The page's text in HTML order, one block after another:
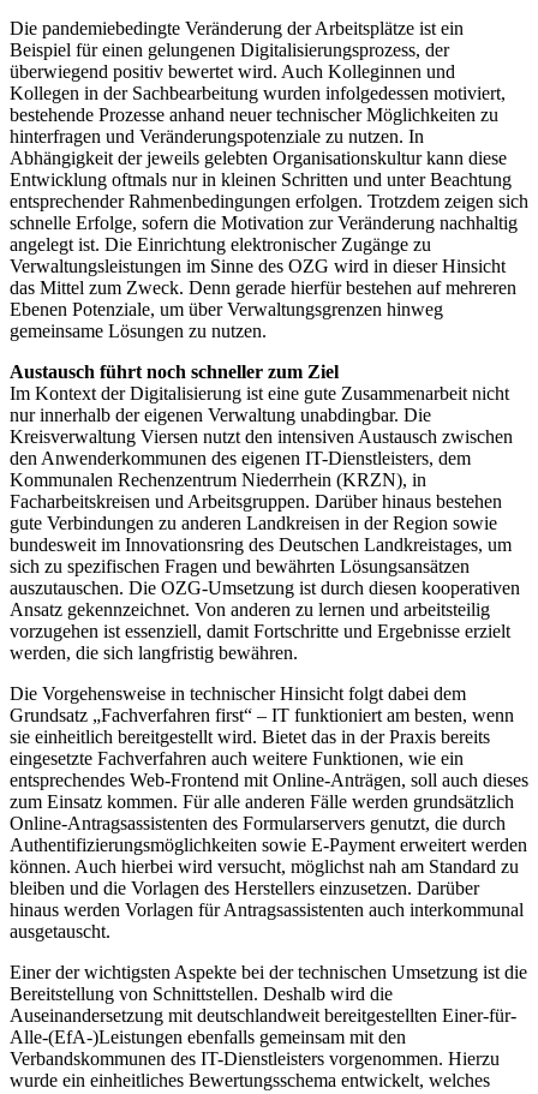
Die pandemiebedingte Veränderung der Arbeitsplätze ist ein
Beispiel für einen gelungenen Digitalisierungsprozess, der
überwiegend positiv bewertet wird. Auch Kolleginnen und
Kollegen in der Sachbearbeitung wurden infolgedessen motiviert,
bestehende Prozesse anhand neuer technischer Möglichkeiten zu
hinterfragen und Veränderungspotenziale zu nutzen. In
Abhängigkeit der jeweils gelebten Organisationskultur kann diese
Entwicklung oftmals nur in kleinen Schritten und unter Beachtung
entsprechender Rahmenbedingungen erfolgen. Trotzdem zeigen sich
schnelle Erfolge, sofern die Motivation zur Veränderung nachhaltig
angelegt ist. Die Einrichtung elektronischer Zugänge zu
Verwaltungsleistungen im Sinne des OZG wird in dieser Hinsicht
das Mittel zum Zweck. Denn gerade hierfür bestehen auf mehreren
Ebenen Potenziale, um über Verwaltungsgrenzen hinweg
gemeinsame Lösungen zu nutzen.
Austausch führt noch schneller zum Ziel
Im Kontext der Digitalisierung ist eine gute Zusammenarbeit nicht
nur innerhalb der eigenen Verwaltung unabdingbar. Die
Kreisverwaltung Viersen nutzt den intensiven Austausch zwischen
den Anwenderkommunen des eigenen IT-Dienstleisters, dem
Kommunalen Rechenzentrum Niederrhein (KRZN), in
Facharbeitskreisen und Arbeitsgruppen. Darüber hinaus bestehen
gute Verbindungen zu anderen Landkreisen in der Region sowie
bundesweit im Innovationsring des Deutschen Landkreistages, um
sich zu spezifischen Fragen und bewährten Lösungsansätzen
auszutauschen. Die OZG-Umsetzung ist durch diesen kooperativen
Ansatz gekennzeichnet. Von anderen zu lernen und arbeitsteilig
vorzugehen ist essenziell, damit Fortschritte und Ergebnisse erzielt
werden, die sich langfristig bewähren.
Die Vorgehensweise in technischer Hinsicht folgt dabei dem
Grundsatz „Fachverfahren first“ – IT funktioniert am besten, wenn
sie einheitlich bereitgestellt wird. Bietet das in der Praxis bereits
eingesetzte Fachverfahren auch weitere Funktionen, wie ein
entsprechendes Web-Frontend mit Online-Anträgen, soll auch dieses
zum Einsatz kommen. Für alle anderen Fälle werden grundsätzlich
Online-Antragsassistenten des Formularservers genutzt, die durch
Authentifizierungsmöglichkeiten sowie E-Payment erweitert werden
können. Auch hierbei wird versucht, möglichst nah am Standard zu
bleiben und die Vorlagen des Herstellers einzusetzen. Darüber
hinaus werden Vorlagen für Antragsassistenten auch interkommunal
ausgetauscht.
Einer der wichtigsten Aspekte bei der technischen Umsetzung ist die
Bereitstellung von Schnittstellen. Deshalb wird die
Auseinandersetzung mit deutschlandweit bereitgestellten Einer-für-
Alle-(EfA-)Leistungen ebenfalls gemeinsam mit den
Verbandskommunen des IT-Dienstleisters vorgenommen. Hierzu
wurde ein einheitliches Bewertungsschema entwickelt, welches